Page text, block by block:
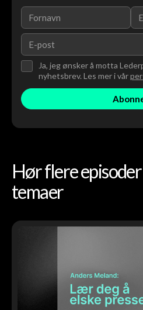
Ja, jeg ønsker å motta
nyhetsbrev. Les mer i vår
Hør flere
temaer